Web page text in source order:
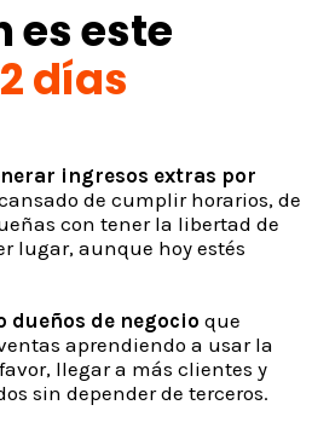
es este
días
ingresos extras por
de cumplir horarios, de
con tener la libertad de
lugar, aunque hoy estés
dueños de negocio que
aprendiendo a usar la
llegar a más clientes y
sin depender de terceros.